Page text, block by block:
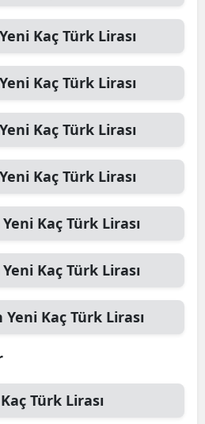
Kaç Türk Lirası
Kaç Türk Lirası
Kaç Türk Lirası
Kaç Türk Lirası
Kaç Türk Lirası
Kaç Türk Lirası
Yeni Kaç Türk Lirası
Kaç Türk Lirası